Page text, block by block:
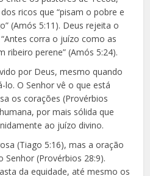
ricos que “pisam o pobre e
(Amós 5:11). Deus rejeita o
corra o juízo como as
ribeiro perene” (Amós 5:24).
por Deus, mesmo quando
O Senhor vê o que está
os corações (Provérbios
por mais sólida que
ao juízo divino.
(Tiago 5:16), mas a oração
(Provérbios 28:9).
da equidade, até mesmo os